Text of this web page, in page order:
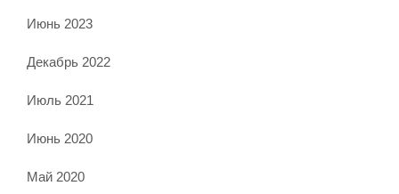
Июнь 2023
Декабрь 2022
Июль 2021
Июнь 2020
Май 2020